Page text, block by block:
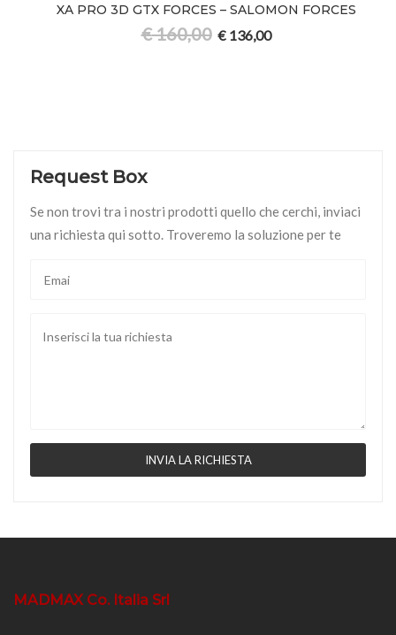
XA PRO 3D GTX FORCES – SALOMON FORCES
€160,00 €136,00
Request Box
Se non trovi tra i nostri prodotti quello che cerchi, inviaci
una richiesta qui sotto. Troveremo la soluzione per te
MADMAX Co. Italia Srl